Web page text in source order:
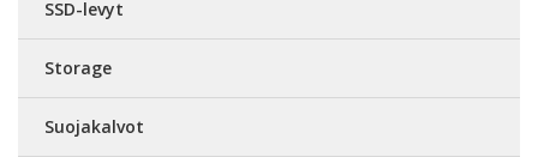
SSD-levyt
Storage
Suojakalvot